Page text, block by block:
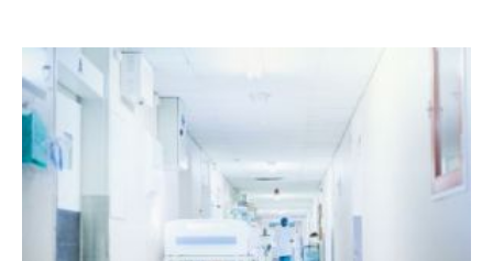
l’échelle
des
zones
artificialisées
Hôpital
:
le
juge
des
référés